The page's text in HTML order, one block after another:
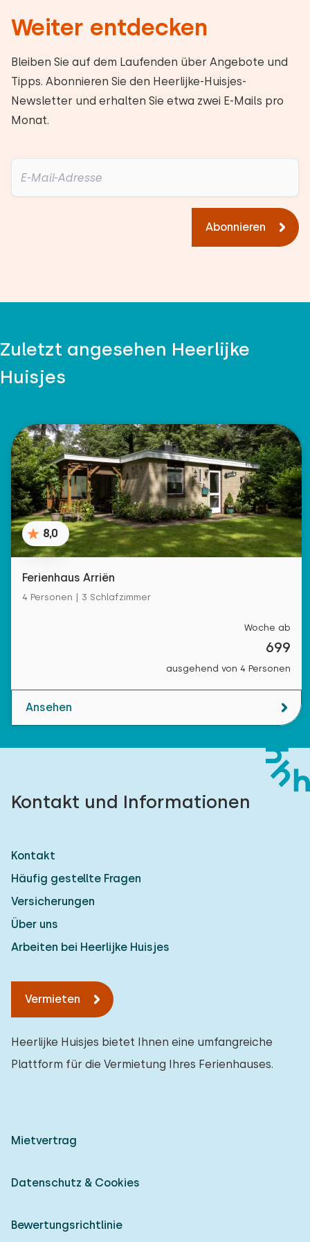
Weiter entdecken
Bleiben Sie auf dem Laufenden über Angebote und
Tipps. Abonnieren Sie den Heerlijke-Huisjes-
Newsletter und erhalten Sie etwa zwei E-Mails pro
Monat.
Abonnieren
Zuletzt angesehen Heerlijke
Huisjes
8,0
Ferienhaus Arriën
4 Personen | 3 Schlafzimmer
Woche ab
699
ausgehend von 4 Personen
Ansehen
Kontakt und Informationen
Kontakt
Häufig gestellte Fragen
Versicherungen
Über uns
Arbeiten bei Heerlijke Huisjes
Vermieten
Heerlijke Huisjes bietet Ihnen eine umfangreiche
Plattform für die Vermietung Ihres Ferienhauses.
Mietvertrag
Datenschutz & Cookies
Bewertungsrichtlinie